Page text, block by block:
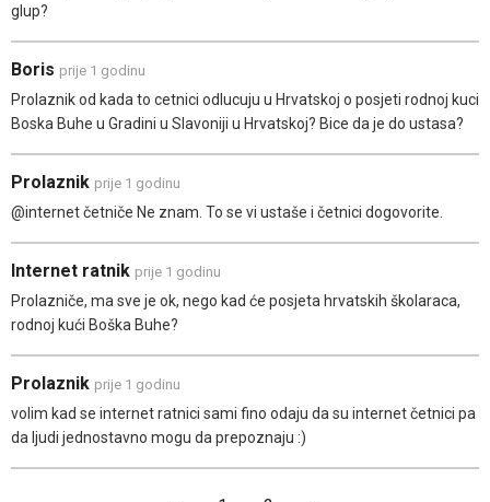
glup?
Boris prije 1 godinu
Prolaznik od kada to cetnici odlucuju u Hrvatskoj o posjeti rodnoj kuci
Boska Buhe u Gradini u Slavoniji u Hrvatskoj? Bice da je do ustasa?
Prolaznik prije 1 godinu
@internet četniče Ne znam. To se vi ustaše i četnici dogovorite.
Internet ratnik prije 1 godinu
Prolazniče, ma sve je ok, nego kad će posjeta hrvatskih školaraca,
rodnoj kući Boška Buhe?
Prolaznik prije 1 godinu
volim kad se internet ratnici sami fino odaju da su internet četnici pa
da ljudi jednostavno mogu da prepoznaju :)